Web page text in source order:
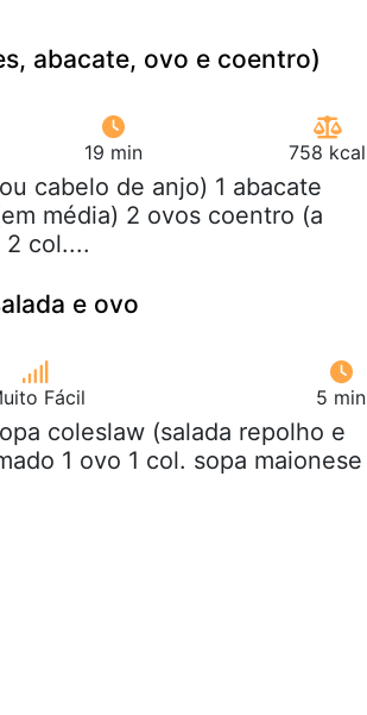
abacate, ovo e coentro)
19 min 758 kcal
cabelo de anjo) 1 abacate
média) 2 ovos coentro (a
2 col....
e ovo
Fácil 5 min
coleslaw (salada repolho e
1 ovo 1 col. sopa maionese